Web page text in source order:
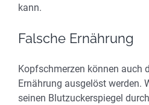
kann.
Falsche Ernährung
Kopfschmerzen können auch
Ernährung ausgelöst werden.
seinen Blutzuckerspiegel